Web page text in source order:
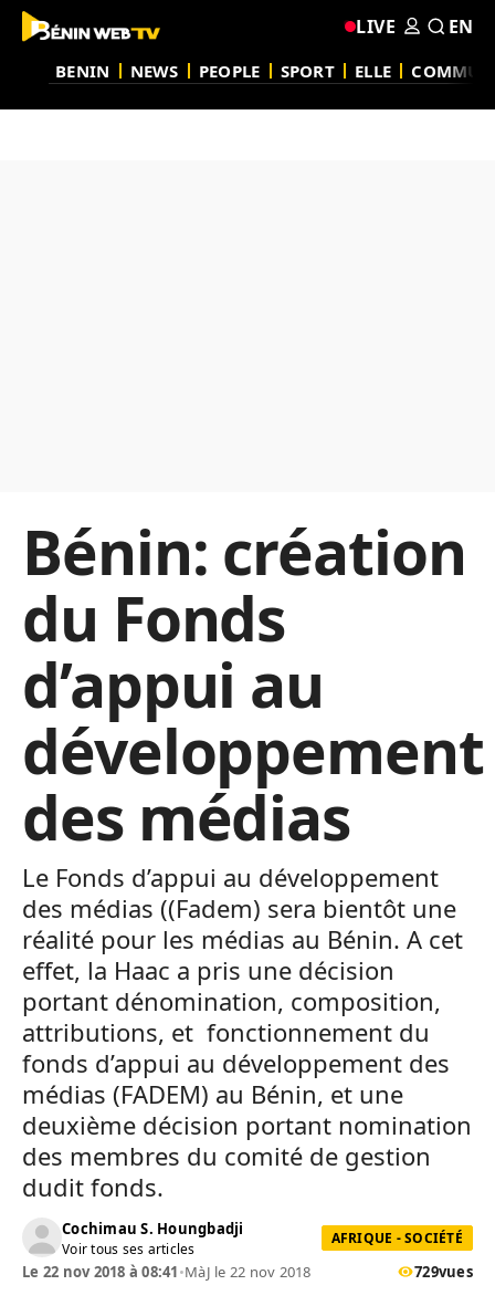
BENIN NEWS PEOPLE SPORT ELLE
LIVE EN
Bénin: création
du Fonds
d’appui au
développement
des médias
Le Fonds d’appui au développement
des médias ((Fadem) sera bientôt une
réalité pour les médias au Bénin. A cet
effet, la Haac a pris une décision
portant dénomination, composition,
attributions, et fonctionnement du
fonds d’appui au développement des
médias (FADEM) au Bénin, et une
deuxième décision portant nomination
des membres du comité de gestion
dudit fonds.
Cochimau S. Houngbadji
Voir tous ses articles
AFRIQUE - SOCIÉTÉ
Le 22 nov 2018 à 08:41•MàJ le 22 nov 2018 729vues